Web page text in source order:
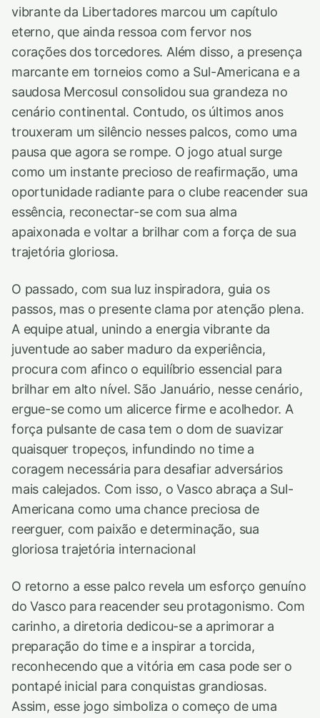
vibrante da Libertadores marcou um capítulo
eterno, que ainda ressoa com fervor nos
corações dos torcedores. Além disso, a presença
marcante em torneios como a Sul-Americana e a
saudosa Mercosul consolidou sua grandeza no
cenário continental. Contudo, os últimos anos
trouxeram um silêncio nesses palcos, como uma
pausa que agora se rompe. O jogo atual surge
como um instante precioso de reafirmação, uma
oportunidade radiante para o clube reacender sua
essência, reconectar-se com sua alma
apaixonada e voltar a brilhar com a força de sua
trajetória gloriosa.
O passado, com sua luz inspiradora, guia os
passos, mas o presente clama por atenção plena.
A equipe atual, unindo a energia vibrante da
juventude ao saber maduro da experiência,
procura com afinco o equilíbrio essencial para
brilhar em alto nível. São Januário, nesse cenário,
ergue-se como um alicerce firme e acolhedor. A
força pulsante de casa tem o dom de suavizar
quaisquer tropeços, infundindo no time a
coragem necessária para desafiar adversários
mais calejados. Com isso, o Vasco abraça a Sul-
Americana como uma chance preciosa de
reerguer, com paixão e determinação, sua
gloriosa trajetória internacional
O retorno a esse palco revela um esforço genuíno
do Vasco para reacender seu protagonismo. Com
carinho, a diretoria dedicou-se a aprimorar a
preparação do time e a inspirar a torcida,
reconhecendo que a vitória em casa pode ser o
pontapé inicial para conquistas grandiosas.
Assim, esse jogo simboliza o começo de uma